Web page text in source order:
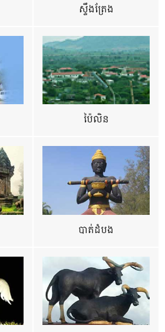
ស្ទឹងត្រែង
ប៉ៃលិន
បាត់ដំបង